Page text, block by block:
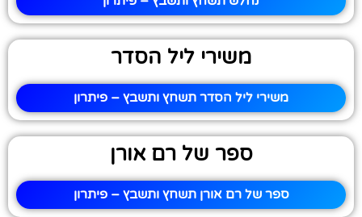
משירי ליל הסדר
משירי ליל הסדר תשחץ ותשבץ – פיתרון
ספר של רם אורן
ספר של רם אורן תשחץ ותשבץ – פיתרון